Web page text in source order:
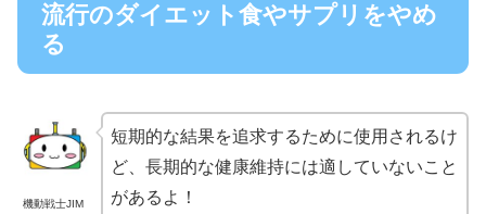
流行のダイエット食やサプリをやめ
る
機動戦士JIM
短期的な結果を追求するために使用されるけ
ど、長期的な健康維持には適していないこと
があるよ！